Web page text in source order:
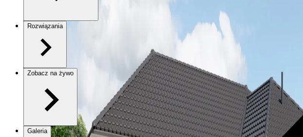
Rozwiązania
Zobacz na żywo
Galeria